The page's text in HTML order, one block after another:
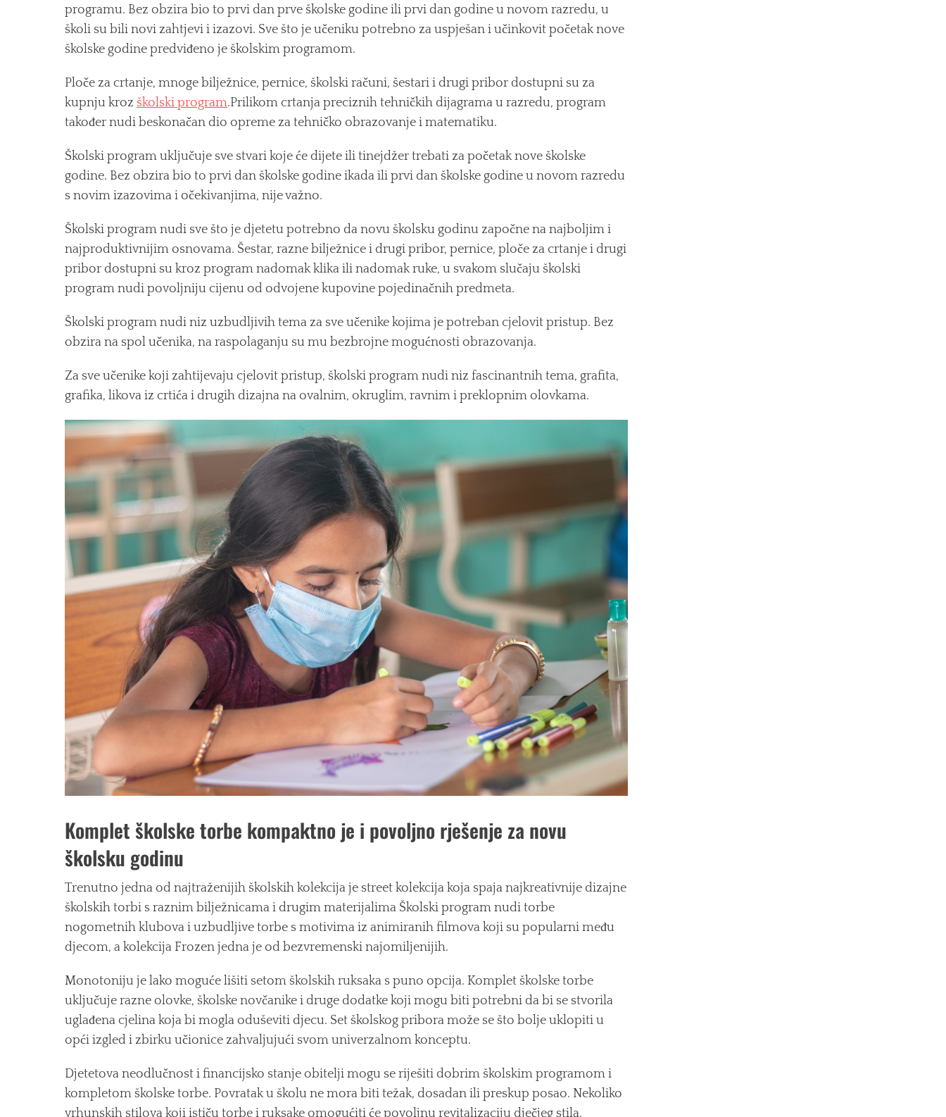
programu. Bez obzira bio to prvi dan prve školske godine ili prvi dan godine u novom razredu, u
školi su bili novi zahtjevi i izazovi. Sve što je učeniku potrebno za uspješan i učinkovit početak nove
školske godine predviđeno je školskim programom.
Ploče za crtanje, mnoge bilježnice, pernice, školski računi, šestari i drugi pribor dostupni su za
kupnju kroz školski program.Prilikom crtanja preciznih tehničkih dijagrama u razredu, program
također nudi beskonačan dio opreme za tehničko obrazovanje i matematiku.
Školski program uključuje sve stvari koje će dijete ili tinejdžer trebati za početak nove školske
godine. Bez obzira bio to prvi dan školske godine ikada ili prvi dan školske godine u novom razredu
s novim izazovima i očekivanjima, nije važno.
Školski program nudi sve što je djetetu potrebno da novu školsku godinu započne na najboljim i
najproduktivnijim osnovama. Šestar, razne bilježnice i drugi pribor, pernice, ploče za crtanje i drugi
pribor dostupni su kroz program nadomak klika ili nadomak ruke, u svakom slučaju školski
program nudi povoljniju cijenu od odvojene kupovine pojedinačnih predmeta.
Školski program nudi niz uzbudljivih tema za sve učenike kojima je potreban cjelovit pristup. Bez
obzira na spol učenika, na raspolaganju su mu bezbrojne mogućnosti obrazovanja.
Za sve učenike koji zahtijevaju cjelovit pristup, školski program nudi niz fascinantnih tema, grafita,
grafika, likova iz crtića i drugih dizajna na ovalnim, okruglim, ravnim i preklopnim olovkama.
Komplet školske torbe kompaktno je i povoljno rješenje za novu
školsku godinu
Trenutno jedna od najtraženijih školskih kolekcija je street kolekcija koja spaja najkreativnije dizajne
školskih torbi s raznim bilježnicama i drugim materijalima Školski program nudi torbe
nogometnih klubova i uzbudljive torbe s motivima iz animiranih filmova koji su popularni među
djecom, a kolekcija Frozen jedna je od bezvremenski najomiljenijih.
Monotoniju je lako moguće lišiti setom školskih ruksaka s puno opcija. Komplet školske torbe
uključuje razne olovke, školske novčanike i druge dodatke koji mogu biti potrebni da bi se stvorila
uglađena cjelina koja bi mogla oduševiti djecu. Set školskog pribora može se što bolje uklopiti u
opći izgled i zbirku učionice zahvaljujući svom univerzalnom konceptu.
Djetetova neodlučnost i financijsko stanje obitelji mogu se riješiti dobrim školskim programom i
kompletom školske torbe. Povratak u školu ne mora biti težak, dosadan ili preskup posao. Nekoliko
vrhunskih stilova koji ističu torbe i ruksake omogućiti će povoljnu revitalizaciju dječjeg stila.